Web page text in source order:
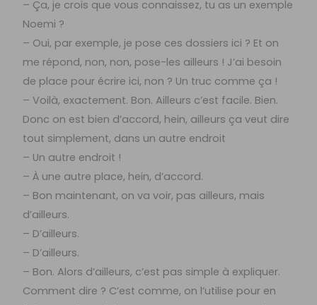
– Ça, je crois que vous connaissez, tu as un exemple
Noemi ?
– Oui, par exemple, je pose ces dossiers ici ? Et on
me répond, non, non, pose-les ailleurs ! J’ai besoin
de place pour écrire ici, non ? Un truc comme ça !
– Voilà, exactement. Bon. Ailleurs c’est facile. Bien.
Donc on est bien d’accord, hein, ailleurs ça veut dire
tout simplement, dans un autre endroit
– Un autre endroit !
– À une autre place, hein, d’accord.
– Bon maintenant, on va voir, pas ailleurs, mais
d’ailleurs.
– D’ailleurs.
– D’ailleurs.
– Bon. Alors d’ailleurs, c’est pas simple à expliquer.
Comment dire ? C’est comme, on l’utilise pour en